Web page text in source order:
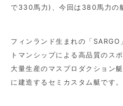
で330馬力)、今回は380馬力の
フィンランド生まれの「SARGO
トマンシップによる高品質のス
大量生産のマスプロダクション
に建造するセミカスタム艇です。